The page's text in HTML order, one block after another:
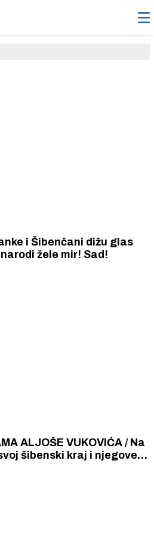
i Šibenčani dižu glas
žele mir! Sad!
ALJOŠE VUKOVIĆA / Na
šibenski kraj i njegove